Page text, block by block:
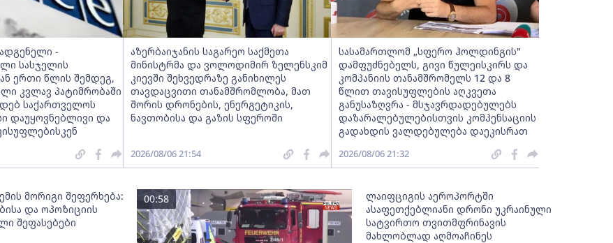
-
სასჯელის
ერთი წლის შემდეგ,
კვლავ პატიმრობაში
საქართველოს
დაუყოვნებლივი და
აზერბაიჯანის საგარეო საქმეთა
მინისტრმა და ვოლოდიმირ ზელენსკიმ
კიევში შეხვედრაზე განიხილეს
თავდაცვითი თანამშრომლობა, მათ
შორის დრონების, ენერგეტიკის,
ნავთობისა და გაზის სფეროში
2026/08/06 21:54
სასამართლომ „სფერო ჰოლდინგის"
დამფუძნებელს, გივი წულეისკირს და
კომპანიის თანამშრომელს 12 და 8
წლით თავისუფლების აღკვეთა
განუსაზღვრა - მსჯავრდადებულებს
დაზარალებულებისთვის კომპენსაციის
გადახდის ვალდებულება დაეკისრათ
2026/08/06 21:32
მორიგი შეფერხება:
და ოპოზიციის
შეფასებები
ლაიფციგის აეროპორტში
ასაფეთქებლიანი დრონი უკრაინული
სატვირთო თვითმფრინავის
მახლობლად აღმოაჩინეს
00:58